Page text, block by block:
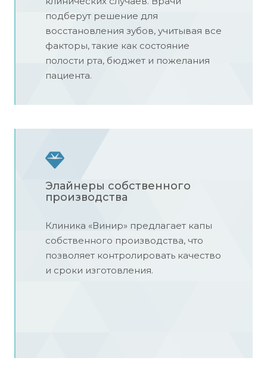
подберут решение для
восстановления зубов, учитывая все
факторы, такие как состояние
полости рта, бюджет и пожелания
пациента.
Элайнеры собственного
производства
Клиника «Винир» предлагает капы
собственного производства, что
позволяет контролировать качество
и сроки изготовления.